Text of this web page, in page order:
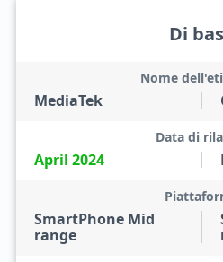
Di
MediaTek
Nome
April 2024
Data di
SmartPhone Mid
range